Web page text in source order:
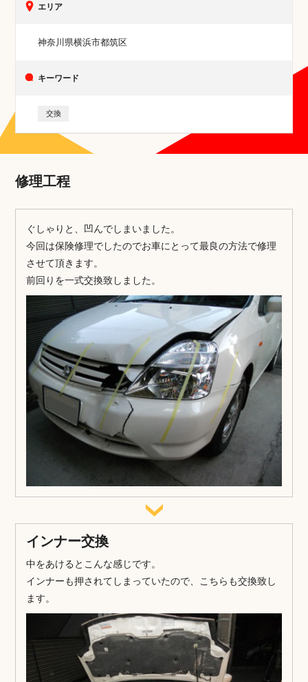
エリア
神奈川県横浜市都筑区
キーワード
交換
修理工程
ぐしゃりと、凹んでしまいました。
今回は保険修理でしたのでお車にとって最良の方法で修理
させて頂きます。
前回りを一式交換致しました。
インナー交換
中をあけるとこんな感じです。
インナーも押されてしまっていたので、こちらも交換致し
ます。